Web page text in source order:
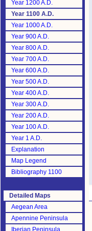
Year 1200 A.D.
Year 1100 A.D.
Year 1000 A.D.
Year 900 A.D.
Year 800 A.D.
Year 700 A.D.
Year 600 A.D.
Year 500 A.D.
Year 400 A.D.
Year 300 A.D.
Year 200 A.D.
Year 100 A.D.
Year 1 A.D.
Explanation
Map Legend
Bibliography 1100
Detailed Maps
Aegean Area
Apennine Peninsula
Iberian Peninsula